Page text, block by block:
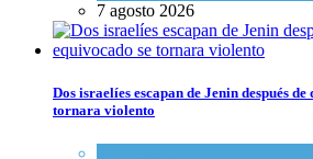
7 agosto 2026
Dos israelíes escapan de Jenin después
tornara violento